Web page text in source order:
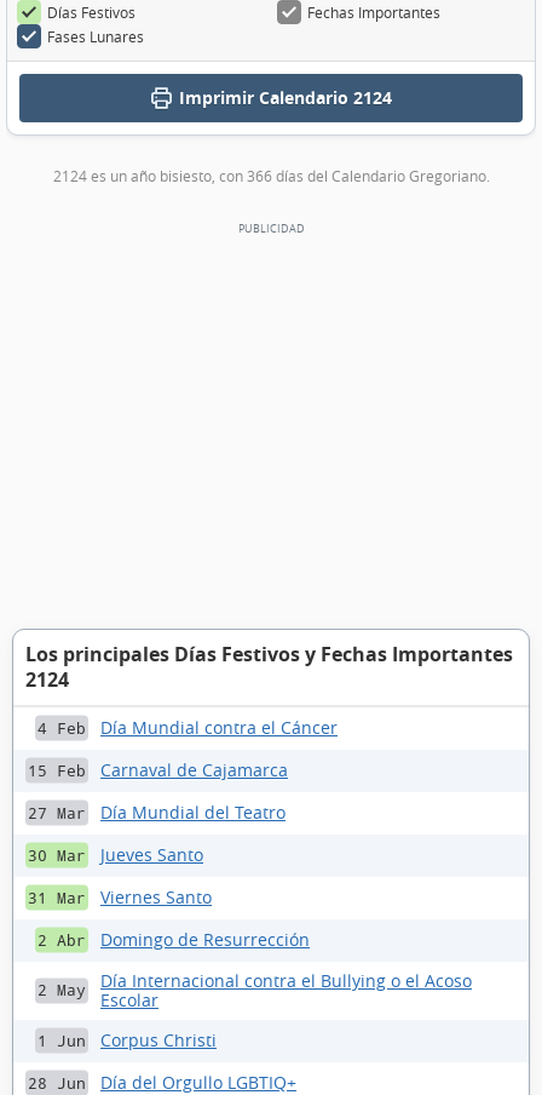
Días Festivos
Fechas Importantes
Fases Lunares
ImprimirCalendario 2124
2124 es un año bisiesto, con 366 días del Calendario Gregoriano.
Los principales Días Festivos y Fechas Importantes
2124
4 Feb Día Mundial contra el Cáncer
15 Feb Carnaval de Cajamarca
27 Mar Día Mundial del Teatro
30 Mar Jueves Santo
31 Mar Viernes Santo
2 Abr Domingo de Resurrección
2 May
Día Internacional contra el Bullying o el Acoso
Escolar
1 Jun Corpus Christi
28 Jun Día del Orgullo LGBTIQ+